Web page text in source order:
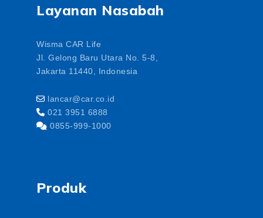
Layanan Nasabah
Wisma CAR Life
Jl. Gelong Baru Utara No. 5-8,
Jakarta 11440, Indonesia
lancar@car.co.id
021 3951 6888
0855-999-1000
Produk